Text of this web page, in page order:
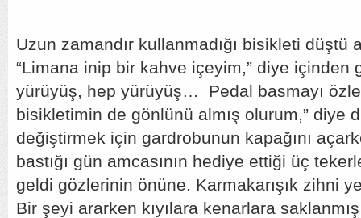
Uzun zamandır kullanmadığı bisikleti düştü
“Limana inip bir kahve içeyim,” diye içinden
yürüyüş, hep yürüyüş… Pedal basmayı
bisikletimin de gönlünü almış olurum,” diye
değiştirmek için gardrobunun kapağını
bastığı gün amcasının hediye ettiği üç
geldi gözlerinin önüne. Karmakarışık zihni
Bir şeyi ararken kıyılara kenarlara